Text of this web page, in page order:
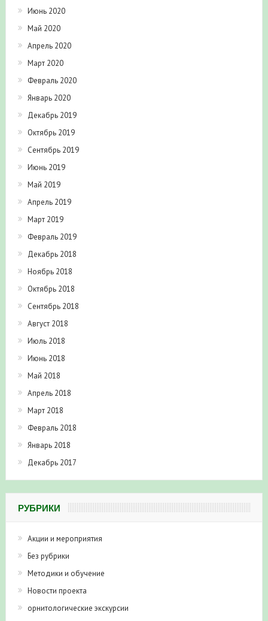
Июнь 2020
Май 2020
Апрель 2020
Март 2020
Февраль 2020
Январь 2020
Декабрь 2019
Октябрь 2019
Сентябрь 2019
Июнь 2019
Май 2019
Апрель 2019
Март 2019
Февраль 2019
Декабрь 2018
Ноябрь 2018
Октябрь 2018
Сентябрь 2018
Август 2018
Июль 2018
Июнь 2018
Май 2018
Апрель 2018
Март 2018
Февраль 2018
Январь 2018
Декабрь 2017
РУБРИКИ
Акции и мероприятия
Без рубрики
Методики и обучение
Новости проекта
орнитологические экскурсии